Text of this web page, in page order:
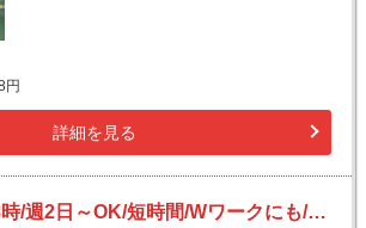
円
詳細を見る
【早朝】5時～8時/週2日～OK/短時間/Wワークにも/簡単仕分け作業